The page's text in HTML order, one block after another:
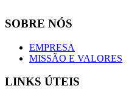
SOBRE NÓS
EMPRESA
MISSÃO E VALORES
LINKS ÚTEIS